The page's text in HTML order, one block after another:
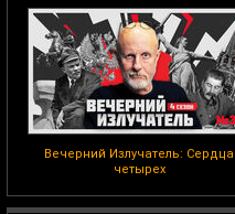
Вечерний Излучатель: Сердца
четырех